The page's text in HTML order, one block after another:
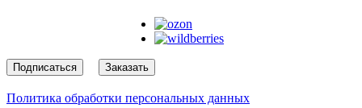
Подписаться Заказать
Политика обработки персональных данных